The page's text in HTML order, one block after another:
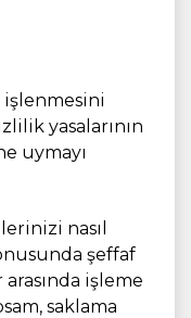
işlenmesini
yasalarının
uymayı
nasıl
şeffaf
işleme
saklama